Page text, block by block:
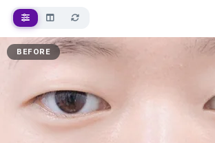
BEFORE